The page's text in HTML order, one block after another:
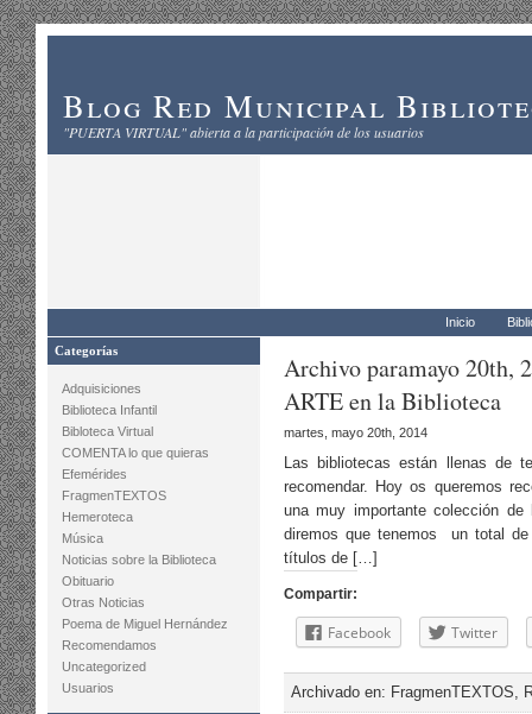
Blog Red Municipal
"PUERTA VIRTUAL" abierta a la participación de los usuarios
Inicio
Categorías
Adquisiciones
Biblioteca Infantil
Bibloteca Virtual
COMENTA lo que quieras
Efemérides
FragmenTEXTOS
Hemeroteca
Música
Noticias sobre la Biblioteca
Obituario
Otras Noticias
Poema de Miguel Hernández
Recomendamos
Uncategorized
Usuarios
Archivo paramayo 20th,
ARTE en la Biblioteca
martes, mayo 20th, 2014
Las bibliotecas están llenas de
recomendar. Hoy os queremos
una muy importante colección
diremos que tenemos un total
títulos de […]
Compartir:
Facebook Twitter
Archivado en: FragmenTEXTOS,